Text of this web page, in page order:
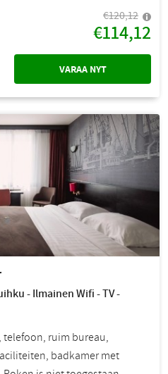
€120,12
€114,12
VARAA NYT
- Ilmainen Wifi - TV -
telefoon, ruim bureau,
badkamer met